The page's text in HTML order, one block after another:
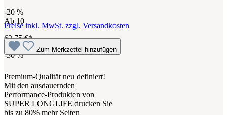
-20 %
Ab10
62,75 €*
-30%
Preise inkl. MwSt. zzgl. Versandkosten
Zum Merkzettel hinzufügen
Premium-Qualität neu definiert!
Mit den ausdauernden
Performance-Produkten von
SUPER LONGLIFE drucken Sie
bis zu 80% mehr Seiten